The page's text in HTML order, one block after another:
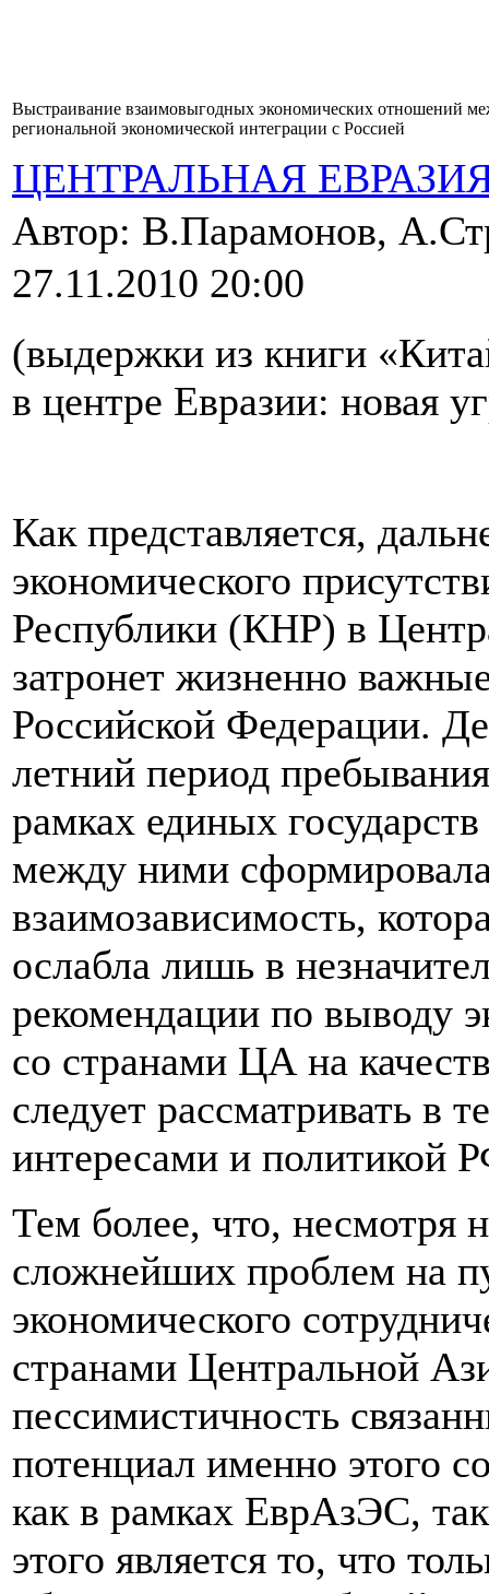
Выстраивание взаимовыгодных экономических отношений
региональной экономической интеграции с Россией
ЦЕНТРАЛЬНАЯ
Автор: В.Парамонов,
27.11.2010 20:00
(выдержки из книги
в центре Евразии: новая
Как представляется,
экономического
Республики (КНР) в
затронет жизненно
Российской Федерации.
летний период
рамках единых
между ними
взаимозависимость,
ослабла лишь в
рекомендации по выводу
со странами ЦА на
следует рассматривать в
интересами и политикой
Тем более, что, несмотря
сложнейших проблем на
экономического
странами Центральной
пессимистичность
потенциал именно этого
как в рамках ЕврАзЭС,
этого является то, что